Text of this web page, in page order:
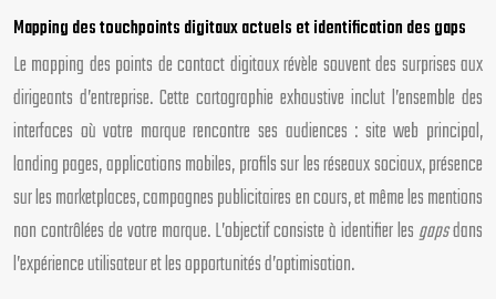
Mapping des touchpoints digitaux actuels et identification des gaps
Le mapping des points de contact digitaux révèle souvent des surprises aux
dirigeants d’entreprise. Cette cartographie exhaustive inclut l’ensemble des
interfaces où votre marque rencontre ses audiences : site web principal,
landing pages, applications mobiles, profils sur les réseaux sociaux, présence
sur les marketplaces, campagnes publicitaires en cours, et même les mentions
non contrôlées de votre marque. L’objectif consiste à identifier lesgapsdans
l’expérience utilisateur et les opportunités d’optimisation.